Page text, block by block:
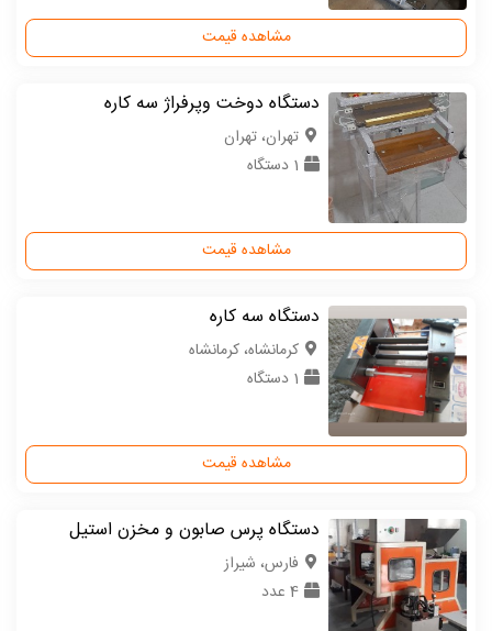
مشاهده قیمت
دستگاه دوخت وپرفراژ سه کاره
تهران، تهران
1 دستگاه
مشاهده قیمت
دستگاه سه کاره
كرمانشاه، کرمانشاه
1 دستگاه
مشاهده قیمت
دستگاه پرس صابون و مخزن استیل
فارس، شیراز
4 عدد